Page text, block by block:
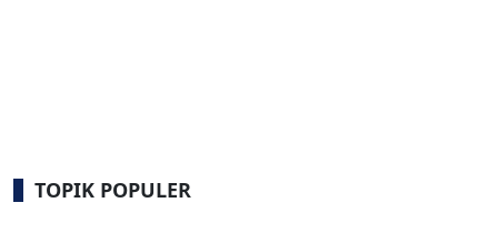
TOPIK POPULER